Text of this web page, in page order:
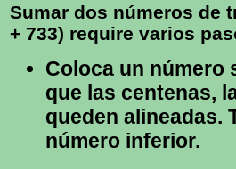
Sumar dos números de
+ 733) require varios
Coloca un número
que las centenas,
queden alineadas.
número inferior.